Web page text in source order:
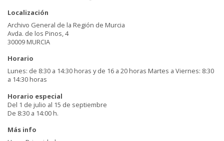
Localización
Archivo General de la Región de Murcia
Avda. de los Pinos, 4
30009 MURCIA
Horario
Lunes: de 8:30 a 14:30 horas y de 16 a 20 horas Martes a Viernes: 8:30
a 14:30 horas
Horario especial
Del 1 de julio al 15 de septiembre
De 8:30 a 14:00 h.
Más info